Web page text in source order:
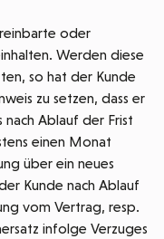
oder
Werden diese
so hat der Kunde
zu setzen, dass er
Ablauf der Frist
einen Monat
über ein neues
Kunde nach Ablauf
vom Vertrag, resp.
infolge Verzuges